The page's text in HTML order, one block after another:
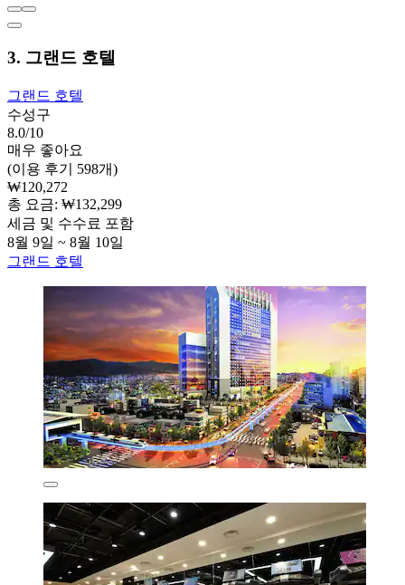
3. 그랜드 호텔
그랜드 호텔
수성구
8.0/10
매우 좋아요
(이용 후기 598개)
₩120,272
총 요금: ₩132,299
세금 및 수수료 포함
8월 9일 ~ 8월 10일
그랜드 호텔